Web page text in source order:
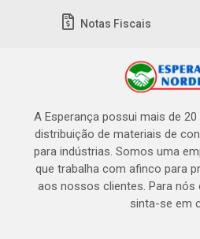
Notas Fiscais
A Esperança possui mais de
distribuição de materiais de
para indústrias. Somos uma
que trabalha com afinco para
aos nossos clientes. Para nós
sinta-se em